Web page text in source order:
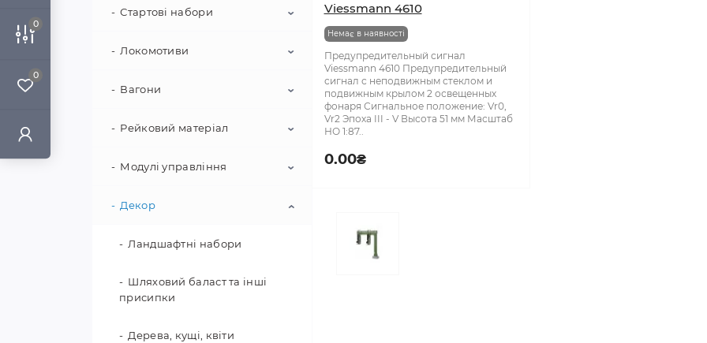
0
0
Стартові набори
Аналогові набори
Цифрові набори
Локомотиви
Паровози
Електровози
Тепловози (дизелі)
Спеціалізований
Вагони
Пасажирські вагони
Товарні вагони
Спецвагони
Рейковий матеріал
Колійний матеріал
Рейкові набори
Поворотні механізми та
Рейкові аксесуари
Модулі управління
Командні станції та
Декор
Ландшафтні набори
Шляховий баласт та інші
присипки
Дерева, кущі, квіти
Viessmann 4610
Немає в наявності
Предупредительный сигнал
Viessmann 4610 Предупредительный
сигнал с неподвижным стеклом и
подвижным крылом 2 освещенных
фонаря Сигнальное положение: Vr0,
Vr2 Эпоха III - V Высота 51 мм Масштаб
НО 1:87..
0.00₴